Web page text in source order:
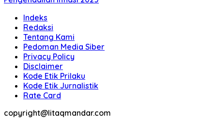
Indeks
Redaksi
Tentang Kami
Pedoman Media Siber
Privacy Policy
Disclaimer
Kode Etik Prilaku
Kode Etik Jurnalistik
Rate Card
copyright@litaqmandar.com